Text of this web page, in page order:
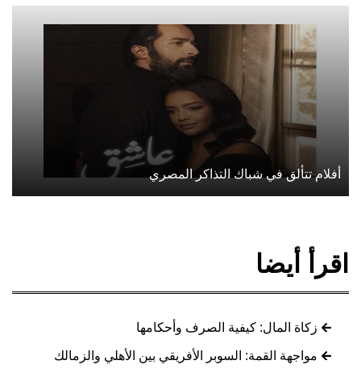
أفلام تتألق في شباك التذاكر المصري
اقرأ أيضا
زكاة المال: كيفية الصرف وأحكامها
مواجهة القمة: السوبر الأفريقي بين الأهلي والزمالك